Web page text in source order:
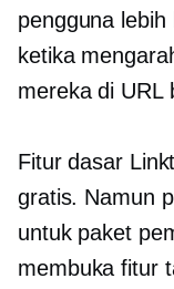
pengguna
ketika
mereka di URL
Fitur dasar
gratis. Namun
untuk paket
membuka fitur